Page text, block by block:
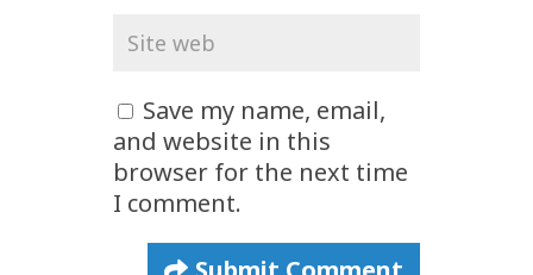
Save my name, email,
and website in this
browser for the next time
I comment.